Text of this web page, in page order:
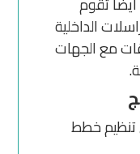
الداخلية
مع الجهات
خطط